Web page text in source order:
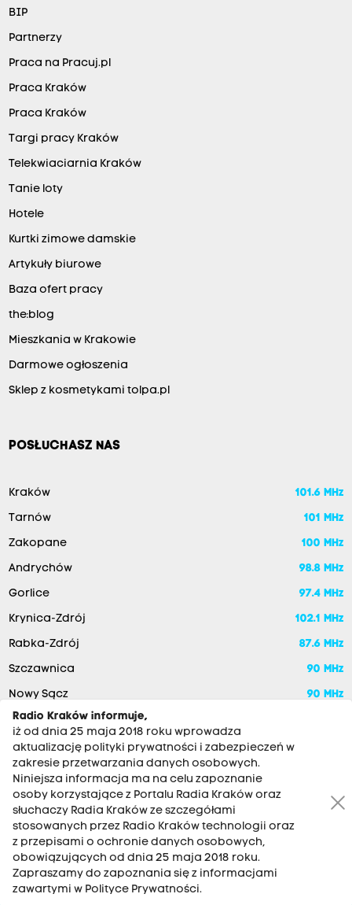
BIP
Partnerzy
Praca na Pracuj.pl
Praca Kraków
Praca Kraków
Targi pracy Kraków
Telekwiaciarnia Kraków
Tanie loty
Hotele
Kurtki zimowe damskie
Artykuły biurowe
Baza ofert pracy
the:blog
Mieszkania w Krakowie
Darmowe ogłoszenia
Sklep z kosmetykami tolpa.pl
POSŁUCHASZ NAS
Kraków 101.6 MHz
Tarnów 101 MHz
Zakopane 100 MHz
Andrychów 98.8 MHz
Gorlice 97.4 MHz
Krynica-Zdrój 102.1 MHz
Rabka-Zdrój 87.6 MHz
Szczawnica 90 MHz
Nowy Sącz 90 MHz
RADIO KRAKÓW SA. Aleja Juliusza Słowackiego 22, 30-007
Kraków
Antena: 12 200 33 33
Radio Kraków informuje,
iż od dnia 25 maja 2018 roku wprowadza
aktualizację polityki prywatności i zabezpieczeń w
zakresie przetwarzania danych osobowych.
Niniejsza informacja ma na celu zapoznanie
osoby korzystające z Portalu Radia Kraków oraz
słuchaczy Radia Kraków ze szczegółami
stosowanych przez Radio Kraków technologii oraz
z przepisami o ochronie danych osobowych,
obowiązujących od dnia 25 maja 2018 roku.
Zapraszamy do zapoznania się z informacjami
zawartymi w Polityce Prywatności.